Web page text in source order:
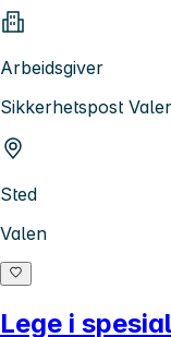
Arbeidsgiver
Sikkerhetspost
Sted
Valen
Lege i